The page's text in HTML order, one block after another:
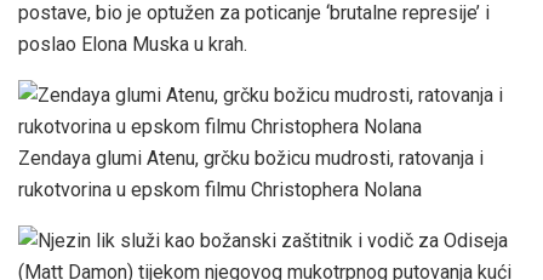
postave, bio je optužen za poticanje ‘brutalne represije’ i
poslao Elona Muska u krah.
Zendaya glumi Atenu, grčku božicu mudrosti, ratovanja i
rukotvorina u epskom filmu Christophera Nolana